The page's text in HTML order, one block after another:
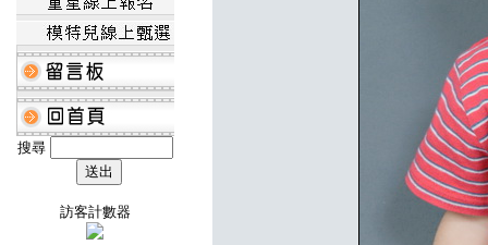
搜尋
訪客計數器